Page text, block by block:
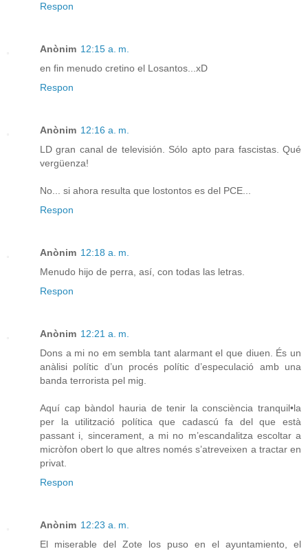
Respon
Anònim 12:15 a. m.
en fin menudo cretino el Losantos...xD
Respon
Anònim 12:16 a. m.
LD gran canal de televisión. Sólo apto para fascistas. Qué
vergüenza!
No... si ahora resulta que lostontos es del PCE...
Respon
Anònim 12:18 a. m.
Menudo hijo de perra, así, con todas las letras.
Respon
Anònim 12:21 a. m.
Dons a mi no em sembla tant alarmant el que diuen. És un
anàlisi polític d’un procés polític d’especulació amb una
banda terrorista pel mig.
Aquí cap bàndol hauria de tenir la consciència tranquil•la
per la utilització política que cadascú fa del que està
passant i, sincerament, a mi no m’escandalitza escoltar a
micròfon obert lo que altres només s’atreveixen a tractar en
privat.
Respon
Anònim 12:23 a. m.
El miserable del Zote los puso en el ayuntamiento, el